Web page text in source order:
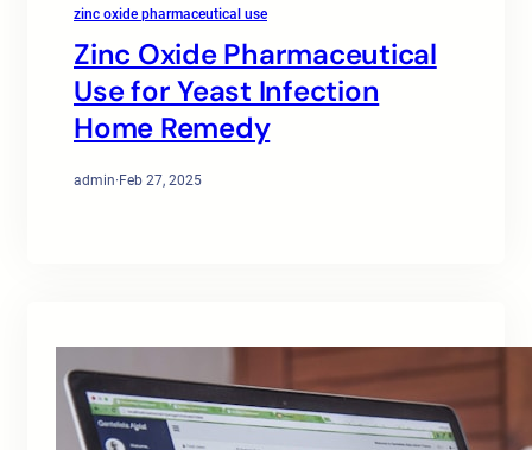
zinc oxide pharmaceutical use
Zinc Oxide Pharmaceutical
Use for Yeast Infection
Home Remedy
admin·Feb 27, 2025